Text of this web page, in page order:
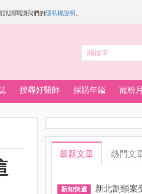
訊請閱讀我們的隱私權說明 。
搜尋好醫師 採購年鑑 寵粉
最新文章 熱門文
新知快遞 新北割頸案